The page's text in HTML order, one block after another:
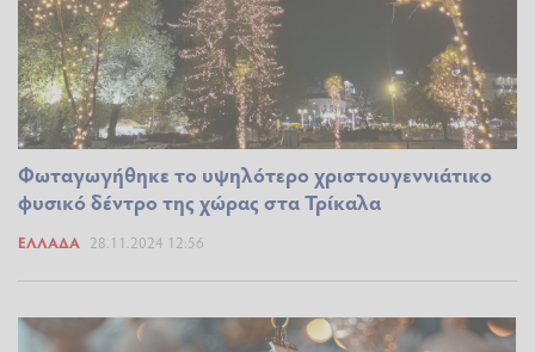
Φωταγωγήθηκε το υψηλότερο χριστουγεννιάτικο
φυσικό δέντρο της χώρας στα Τρίκαλα
ΕΛΛΆΔΑ 28.11.2024 12:56